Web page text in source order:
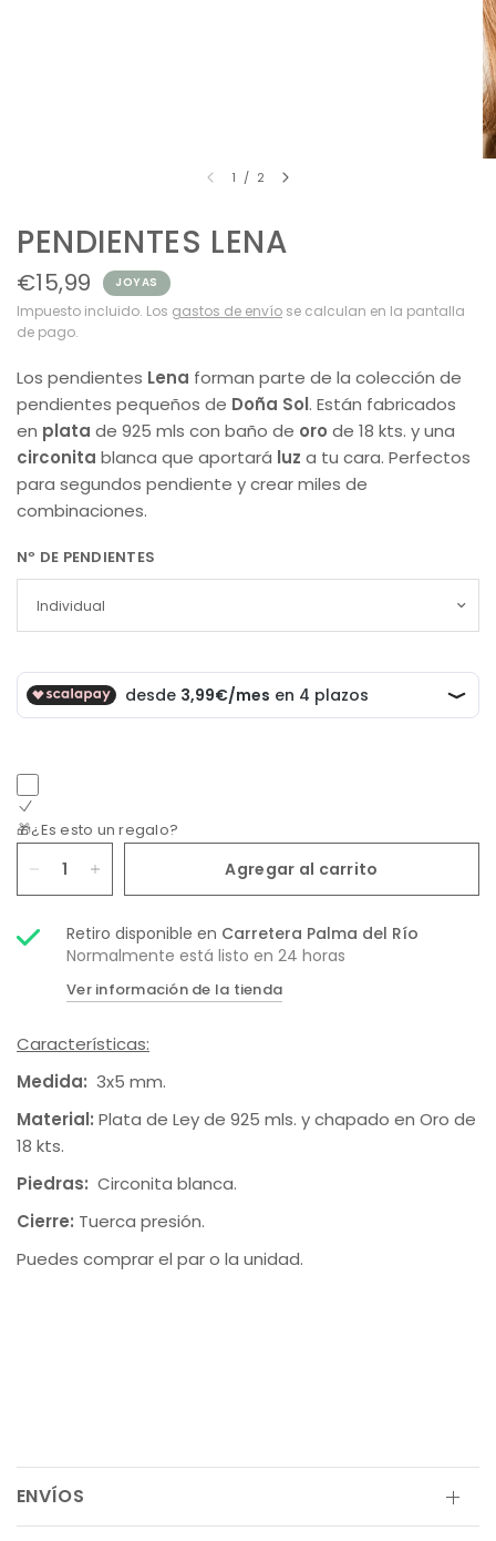
1 / 2
PENDIENTES LENA
€15,99 JOYAS
Impuesto incluido. Los gastos de envío se calculan en la pantalla
de pago.
Los pendientes Lena forman parte de la colección de
pendientes pequeños de Doña Sol. Están fabricados
en plata de 925 mls con baño de oro de 18 kts. y una
circonita blanca que aportará luza tu cara. Perfectos
para segundos pendiente y crear miles de
combinaciones.
Nº DE PENDIENTES
🎁¿Es esto un regalo?
Agregar al carrito
Retiro disponible en Carretera Palma del Río
Normalmente está listo en 24 horas
Ver información de la tienda
Características:
Medida: 3x5 mm.
Material: Plata de Ley de 925 mls. y chapado en Oro de
18 kts.
Piedras: Circonita blanca.
Cierre: Tuerca presión.
Puedes comprar el par o la unidad.
ENVÍOS